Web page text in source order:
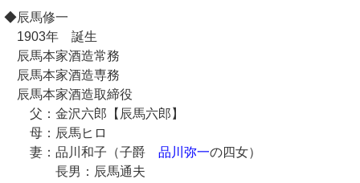
◆辰馬修一
1903年 誕生
辰馬本家酒造常務
辰馬本家酒造専務
辰馬本家酒造取締役
父：金沢六郎【辰馬六郎】
母：辰馬ヒロ
妻：品川和子（子爵 品川弥一の四女）
長男：辰馬通夫